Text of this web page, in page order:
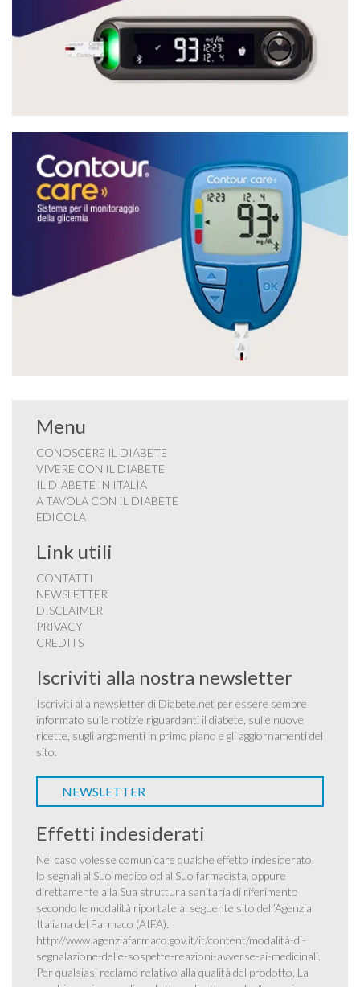
Menu
CONOSCERE IL DIABETE
VIVERE CON IL DIABETE
IL DIABETE IN ITALIA
A TAVOLA CON IL DIABETE
EDICOLA
Link utili
CONTATTI
NEWSLETTER
DISCLAIMER
PRIVACY
CREDITS
Iscriviti alla nostra newsletter
Iscriviti alla newsletter di Diabete.net per essere sempre
informato sulle notizie riguardanti il diabete, sulle nuove
ricette, sugli argomenti in primo piano e gli aggiornamenti del
sito.
NEWSLETTER
Effetti indesiderati
Nel caso volesse comunicare qualche effetto indesiderato,
lo segnali al Suo medico od al Suo farmacista, oppure
direttamente alla Sua struttura sanitaria di riferimento
secondo le modalità riportate al seguente sito dell’Agenzia
Italiana del Farmaco (AIFA):
http://www.agenziafarmaco.gov.it/it/content/modalità-di-
segnalazione-delle-sospette-reazioni-avverse-ai-medicinali.
Per qualsiasi reclamo relativo alla qualità del prodotto, La